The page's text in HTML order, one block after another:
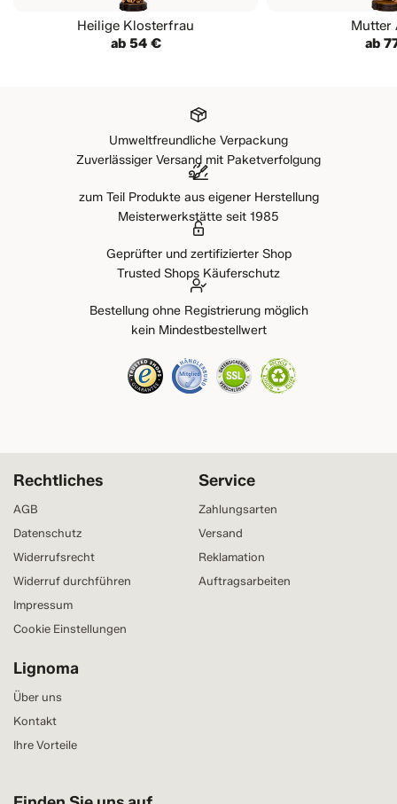
Heilige Klosterfrau
ab 54 €
Mutter
ab
Umweltfreundliche Verpackung
Zuverlässiger Versand mit Paketverfolgung
zum Teil Produkte aus eigener Herstellung
Meisterwerkstätte seit 1985
Geprüfter und zertifizierter Shop
Trusted Shops Käuferschutz
Bestellung ohne Registrierung möglich
kein Mindestbestellwert
Service
Zahlungsarten
Versand
Reklamation
Auftragsarbeiten
Rechtliches
AGB
Datenschutz
Widerrufsrecht
Widerruf durchführen
Impressum
Cookie Einstellungen
Lignoma
Über uns
Kontakt
Ihre Vorteile